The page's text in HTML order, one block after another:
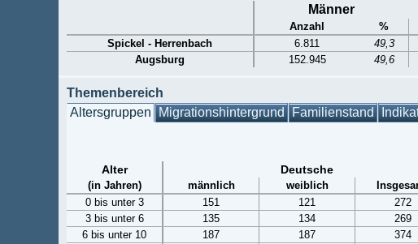
Männer
Anzahl %
Spickel - Herrenbach
6.811 49,3
Augsburg
152.945 49,6
Themenbereich
Altersgruppen Migrationshintergrund Familienstand
Alter Deutsche
(in Jahren) männlich weiblich
0 bis unter 3
151 121 272
3 bis unter 6
135 134 269
6 bis unter 10
187 187 374